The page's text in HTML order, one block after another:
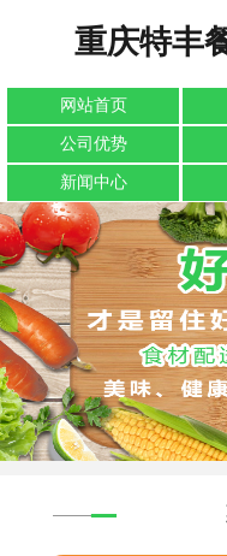
重庆特丰
网站首页
公司优势
新闻中心